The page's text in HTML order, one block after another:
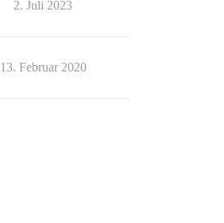
2. Juli 2023
13. Februar 2020